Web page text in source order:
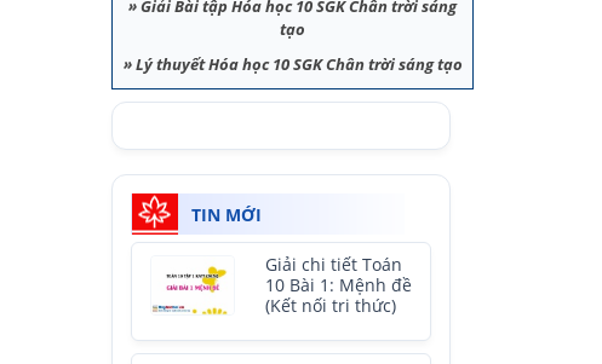
»Giải Bài tập Hóa học 10 SGK Chân trời sáng
tạo
»Lý thuyết Hóa học 10 SGK Chân trời sáng tạo
TIN MỚI
Giải chi tiết Toán
10 Bài 1: Mệnh đề
(Kết nối tri thức)